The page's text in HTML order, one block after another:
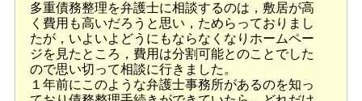
多重債務整理を弁護士に相談するのは，敷居が高
く費用も高いだろうと思い，ためらっておりまし
たが，いよいよどうにもならなくなりホームペー
ジを見たところ，費用は分割可能とのことでした
ので思い切って相談に行きました。
１年前にこのような弁護士事務所があるのを知っ